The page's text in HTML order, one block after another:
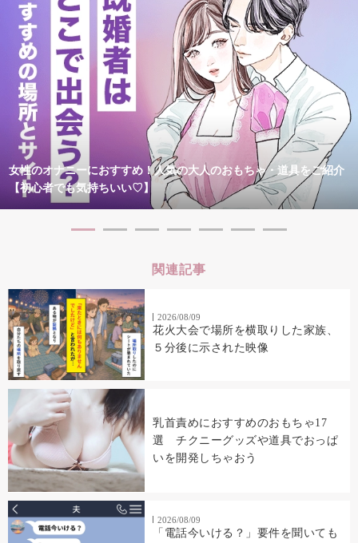
女性のオナニーにおすすめ！人気の大人のおもちゃ・道具をご紹介
【初心者でも気持ちいい♡】
関連記事
2026/08/09
花火大会で場所を横取りした家族、
５分後に示された映像
乳首責めにおすすめのおもちゃ17
選 チクニーグッズや道具でおっぱ
いを開発しちゃおう
2026/08/09
「電話今いける？」要件を聞いても